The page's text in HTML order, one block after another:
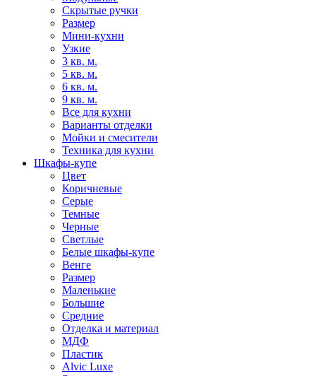
Скрытые ручки
Размер
Мини-кухни
Узкие
3 кв. м.
5 кв. м.
6 кв. м.
9 кв. м.
Все для кухни
Варианты отделки
Мойки и смесители
Техника для кухни
Шкафы-купе
Цвет
Коричневые
Серые
Темные
Черные
Светлые
Белые шкафы-купе
Венге
Размер
Маленькие
Большие
Средние
Отделка и материал
МДФ
Пластик
Alvic Luxe